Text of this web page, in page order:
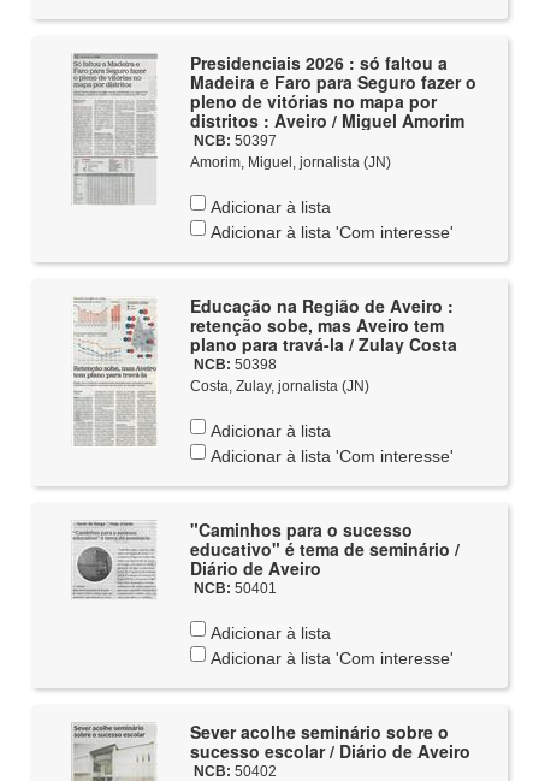
Presidenciais 2026 : só faltou a
Madeira e Faro para Seguro fazer o
pleno de vitórias no mapa por
distritos : Aveiro / Miguel Amorim
NCB: 50397
Amorim, Miguel, jornalista (JN)
Adicionar à lista
Adicionar à lista 'Com interesse'
Educação na Região de Aveiro :
retenção sobe, mas Aveiro tem
plano para travá-la / Zulay Costa
NCB: 50398
Costa, Zulay, jornalista (JN)
Adicionar à lista
Adicionar à lista 'Com interesse'
"Caminhos para o sucesso
educativo" é tema de seminário /
Diário de Aveiro
NCB: 50401
Adicionar à lista
Adicionar à lista 'Com interesse'
Sever acolhe seminário sobre o
sucesso escolar / Diário de Aveiro
NCB: 50402